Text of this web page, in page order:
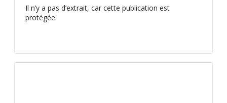
Il n’y a pas d’extrait, car cette publication est
protégée.